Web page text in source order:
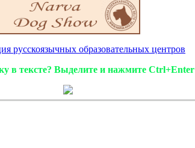
в тексте? Выделите и нажмите Ctrl+Enter